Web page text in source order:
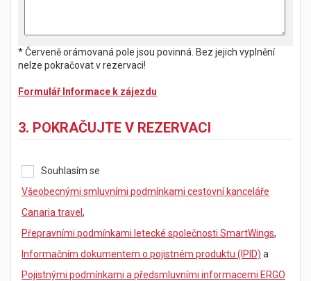
* Červeně orámovaná pole jsou povinná. Bez jejich vyplnění
nelze pokračovat v rezervaci!
Formulář Informace k zájezdu
3. POKRAČUJTE V REZERVACI
Souhlasím se
Všeobecnými smluvními podmínkami cestovní kanceláře
Canaria travel ,
Přepravními podmínkami letecké společnosti SmartWings,
Informačním dokumentem o pojistném produktu (IPID) a
Pojistnými podmínkami a předsmluvními informacemi ERGO